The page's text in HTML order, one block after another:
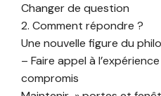
Changer de question
2. Comment répondre ?
Une nouvelle figure du
– Faire appel à
compromis